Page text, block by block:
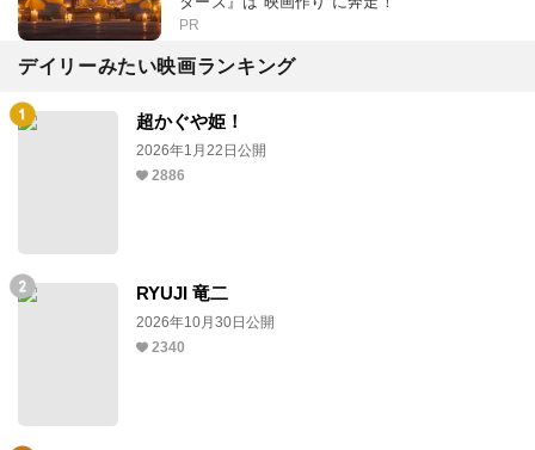
PR
デイリーみたい映画ランキング
超かぐや姫！
2026年1月22日公開
2886
RYUJI 竜二
2026年10月30日公開
2340